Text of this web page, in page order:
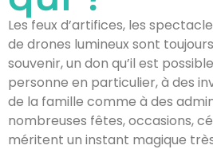
Les feux d’artifices, les
de drones lumineux sont
souvenir, un don qu’il est
personne en particulier, à des
de la famille comme à des
nombreuses fêtes, occasions,
méritent un instant magique